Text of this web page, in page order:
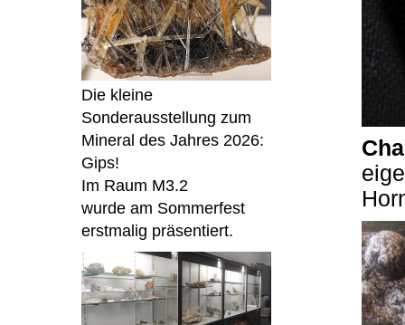
Die kleine
Sonderausstellung zum
Mineral des Jahres 2026:
Gips!
Im Raum M3.2
wurde am Sommerfest
erstmalig präsentiert.